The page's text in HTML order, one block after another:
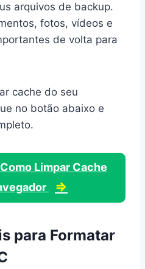
arquivos de backup.
fotos, vídeos e
de volta para
cache do seu
no botão abaixo e
Limpar Cache
⇒
para Formatar